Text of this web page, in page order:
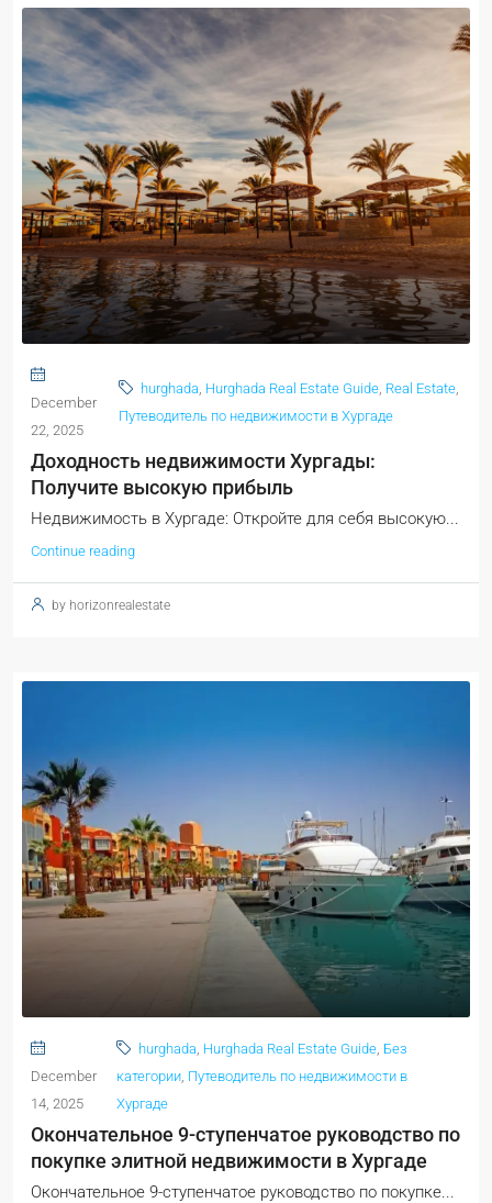
December
22, 2025
hurghada, Hurghada Real Estate Guide, Real Estate,
Путеводитель по недвижимости в Хургаде
Доходность недвижимости Хургады:
Получите высокую прибыль
Недвижимость в Хургаде: Откройте для себя высокую...
Continue reading
by horizonrealestate
December
14, 2025
hurghada Hurghada Real Estate Guide Без
категории Путеводитель по недвижимости в
Хургаде
Окончательное 9-ступенчатое руководство по
покупке элитной недвижимости в Хургаде
Окончательное 9-ступенчатое руководство по покупке...